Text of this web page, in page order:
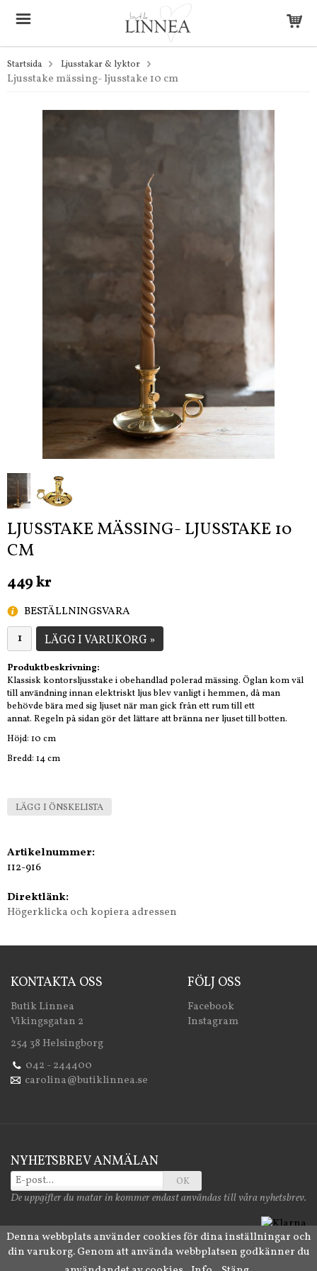
Startsida Ljusstakar & lyktor
Ljusstake mässing- ljusstake 10 cm
LJUSSTAKE MÄSSING- LJUSSTAKE 10
CM
449 kr
BESTÄLLNINGSVARA
LÄGG I VARUKORG »
Produktbeskrivning:
Klassisk kontorsljusstake i obehandlad polerad mässing. Öglan kom väl
till användning innan elektriskt ljus blev vanligt i hemmen, då man
behövde bära med sig ljuset när man gick från ett rum till ett
annat. Regeln på sidan gör det lättare att bränna ner ljuset till botten.
Höjd: 10 cm
Bredd: 14 cm
LÄGG I ÖNSKELISTA
Artikelnummer:
112-916
Direktlänk:
Högerklicka och kopiera adressen
KONTAKTA OSS
Butik Linnea
Vikingsgatan 2
254 38 Helsingborg
042 - 244400
carolina@butiklinnea.se
FÖLJ OSS
Facebook
Instagram
NYHETSBREV ANMÄLAN
OK
De uppgifter du matar in kommer endast användas till våra nyhetsbrev.
Drift & produktion: Wikinggruppen
Denna webbplats använder cookies för dina inställningar och
din varukorg. Genom att använda webbplatsen godkänner du